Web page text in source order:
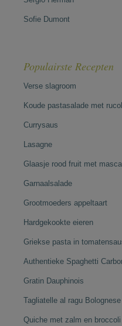
Sofie Dumont
Populairste Recepten
Verse slagroom
Koude pastasalade met
Currysaus
Lasagne
Glaasje rood fruit met
Garnaalsalade
Grootmoeders appeltaart
Hardgekookte eieren
Griekse pasta in
Authentieke Spaghetti
Gratin Dauphinois
Tagliatelle al ragu Bolognese
Quiche met zalm en broccoli